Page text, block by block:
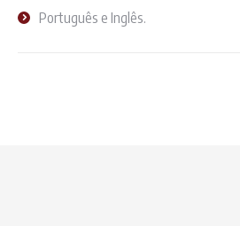
Português e Inglês.